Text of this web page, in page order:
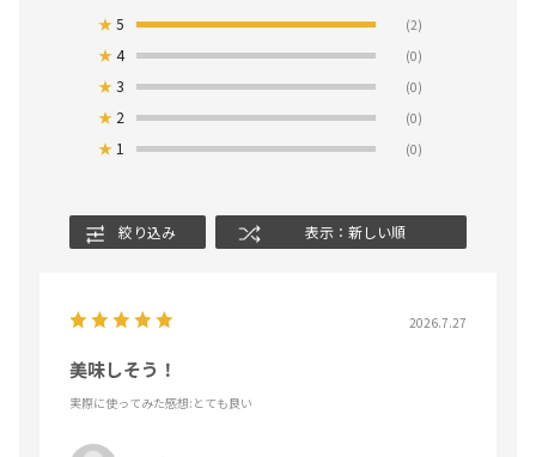
★5 (2)
★4 (0)
★3 (0)
★ 2 (0)
★ 1 (0)
絞り込み 表示：新しい順
2026.7.27
美味しそう！
実際に使ってみた感想:とても良い